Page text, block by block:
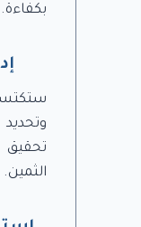
بكفاءة.
الثمين.